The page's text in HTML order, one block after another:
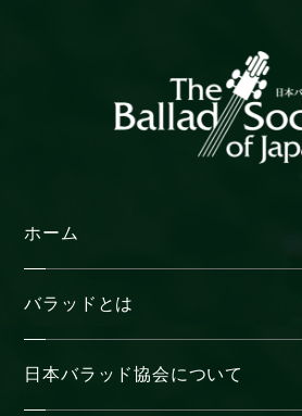
ブ
ホーム
バラッドとは
日本バラッド協会について